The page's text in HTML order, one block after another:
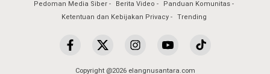
Pedoman Media Siber Berita Video
Panduan Komunitas
Ketentuan dan Kebijakan Privacy
Trending
Copyright @2026 elangnusantara.com